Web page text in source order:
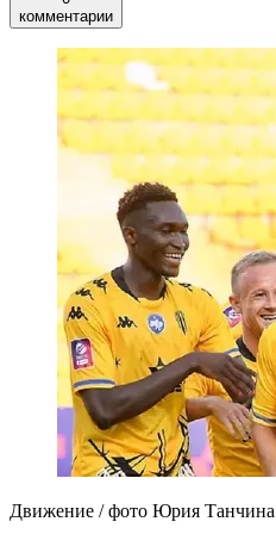
комментарии
Движение / фото Юрия Танчина